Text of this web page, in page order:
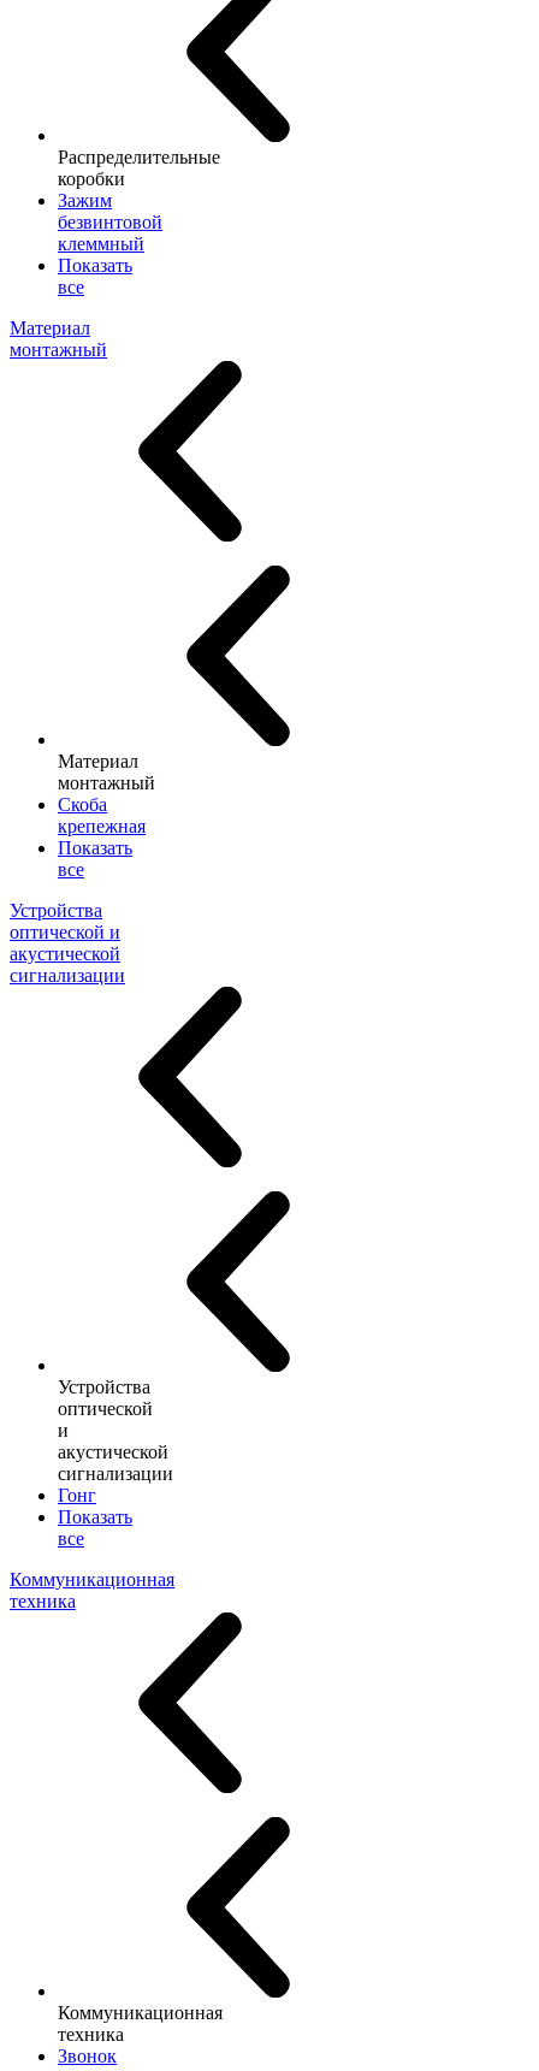
Распределительные
коробки
Зажим
безвинтовой
клеммный
Показать
все
Материал
монтажный
Материал
монтажный
Скоба
крепежная
Показать
все
Устройства
оптической и
акустической
сигнализации
Устройства
оптической
и
акустической
сигнализации
Гонг
Показать
все
Коммуникационная
техника
Коммуникационная
техника
Звонок